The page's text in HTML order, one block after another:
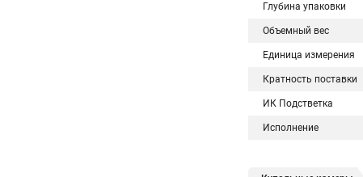
Глубина упаковки
Объемный вес
Единица измерения
Кратность поставки
ИК Подстветка
Исполнение